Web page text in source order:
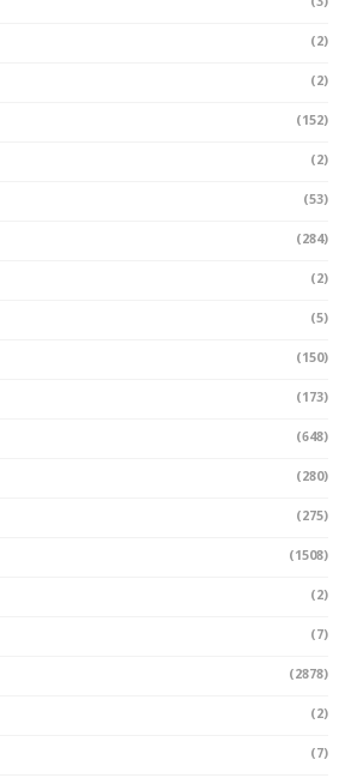
(2)
(2)
(152)
(2)
(53)
(284)
(2)
(5)
(150)
(173)
(648)
(280)
(275)
(1508)
(2)
(7)
(2878)
(2)
(7)